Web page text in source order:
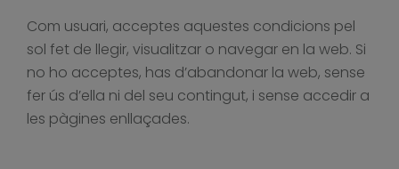
Com usuari, acceptes aquestes condicions pel
sol fet de llegir, visualitzar o navegar en la web. Si
no ho acceptes, has d’abandonar la web, sense
fer ús d’ella ni del seu contingut, i sense accedir a
les pàgines enllaçades.